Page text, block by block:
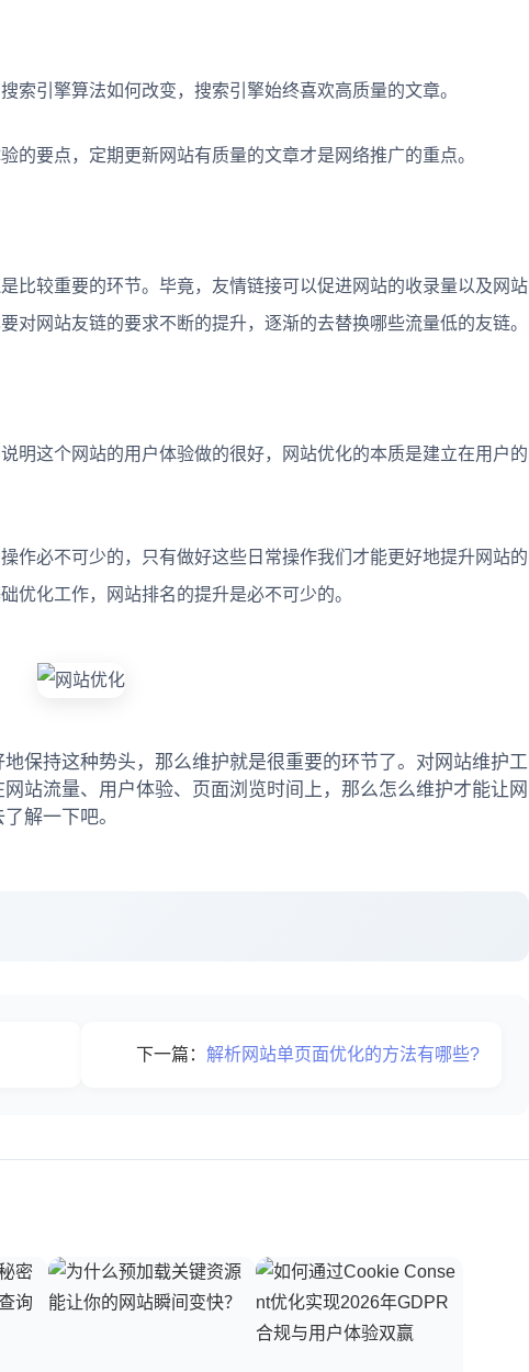
引擎算法如何改变，搜索引擎始终喜欢高质量的文章。
要点，定期更新网站有质量的文章才是网络推广的重点。
较重要的环节。毕竟，友情链接可以促进网站的收录量以及网站
对网站友链的要求不断的提升，逐渐的去替换哪些流量低的友链。
这个网站的用户体验做的很好，网站优化的本质是建立在用户的
必不可少的，只有做好这些日常操作我们才能更好地提升网站的
优化工作，网站排名的提升是必不可少的。
保持这种势头，那么维护就是很重要的环节了。对网站维护工
站流量、用户体验、页面浏览时间上，那么怎么维护才能让网
解一下吧。
下一篇：解析网站单页面优化的方法有哪些?